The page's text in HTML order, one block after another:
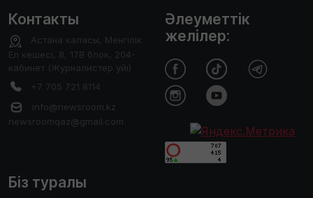
Контакты
Астана каласы, Менгілік
Ел кешесі, 8, 17В блок, 204-
кабинет (Журналистер уйі)
+7 705 721 8114
info@newsroom.kz
newsroomqaz@gmail.com
Біз туралы
Әлеуметтік
желілер: